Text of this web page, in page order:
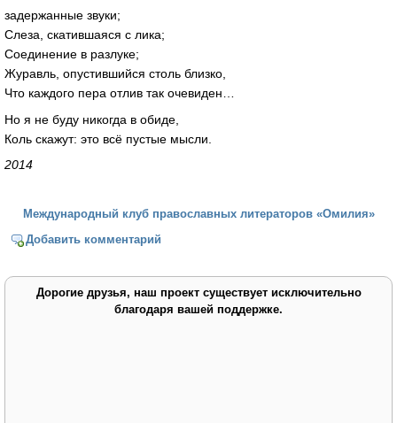
задержанные звуки;
Слеза, скатившаяся с лика;
Соединение в разлуке;
Журавль, опустившийся столь близко,
Что каждого пера отлив так очевиден…
Но я не буду никогда в обиде,
Коль скажут: это всё пустые мысли.
2014
Международный клуб православных литераторов «Омилия»
Добавить комментарий
Дорогие друзья, наш проект существует исключительно
благодаря вашей поддержке.